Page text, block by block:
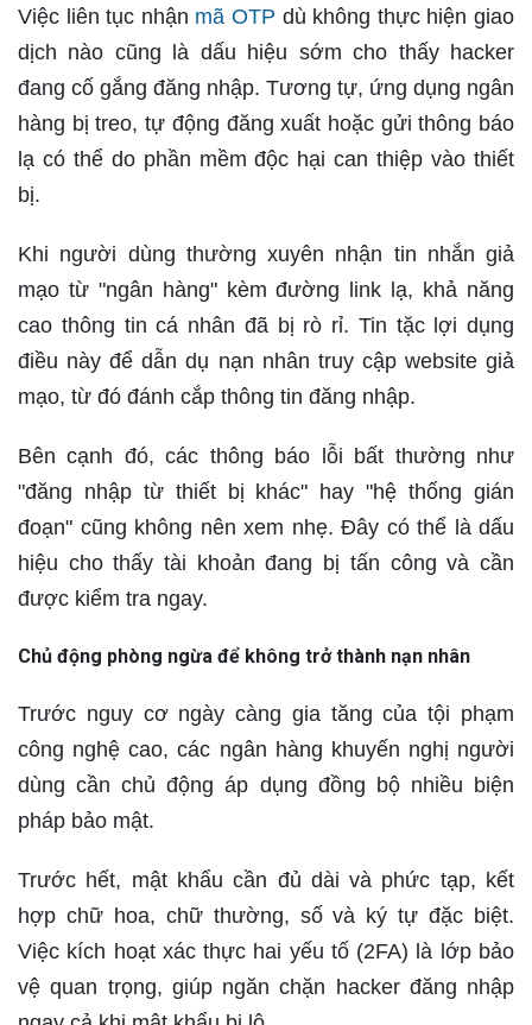
Việc liên tục nhận mã OTP dù không thực hiện giao
dịch nào cũng là dấu hiệu sớm cho thấy hacker
đang cố gắng đăng nhập. Tương tự, ứng dụng ngân
hàng bị treo, tự động đăng xuất hoặc gửi thông báo
lạ có thể do phần mềm độc hại can thiệp vào thiết
bị.
Khi người dùng thường xuyên nhận tin nhắn giả
mạo từ "ngân hàng" kèm đường link lạ, khả năng
cao thông tin cá nhân đã bị rò rỉ. Tin tặc lợi dụng
điều này để dẫn dụ nạn nhân truy cập website giả
mạo, từ đó đánh cắp thông tin đăng nhập.
Bên cạnh đó, các thông báo lỗi bất thường như
"đăng nhập từ thiết bị khác" hay "hệ thống gián
đoạn" cũng không nên xem nhẹ. Đây có thể là dấu
hiệu cho thấy tài khoản đang bị tấn công và cần
được kiểm tra ngay.
Chủ động phòng ngừa để không trở thành nạn nhân
Trước nguy cơ ngày càng gia tăng của tội phạm
công nghệ cao, các ngân hàng khuyến nghị người
dùng cần chủ động áp dụng đồng bộ nhiều biện
pháp bảo mật.
Trước hết, mật khẩu cần đủ dài và phức tạp, kết
hợp chữ hoa, chữ thường, số và ký tự đặc biệt.
Việc kích hoạt xác thực hai yếu tố (2FA) là lớp bảo
vệ quan trọng, giúp ngăn chặn hacker đăng nhập